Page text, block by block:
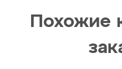
Похожие